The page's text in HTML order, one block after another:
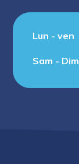
Lun - ven
Sam - Dim